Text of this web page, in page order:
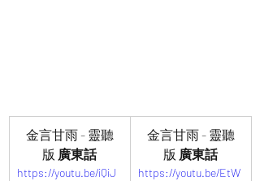
金言甘雨 - 靈聽
版 廣東話
https://youtu.be/iQiJ
金言甘雨 - 靈聽
版 廣東話
https://youtu.be/EtW